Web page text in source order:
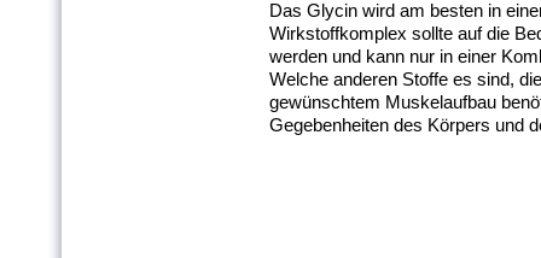
Das Glycin wird am besten in
Wirkstoffkomplex sollte auf die
werden und kann nur in einer
Welche anderen Stoffe es sind,
gewünschtem Muskelaufbau
Gegebenheiten des Körpers und